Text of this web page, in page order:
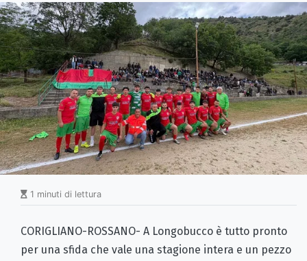
1 minuti di lettura
CORIGLIANO-ROSSANO- A Longobucco è tutto pronto
per una sfida che vale una stagione intera e un pezzo